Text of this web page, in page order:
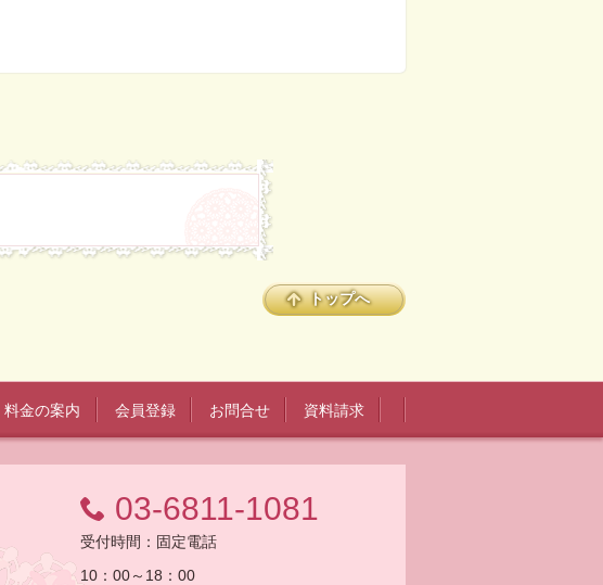
トップへ
料金の案内 会員登録 お問合せ 資料請求
03-6811-1081
受付時間： 固定電話
10：00～18：00